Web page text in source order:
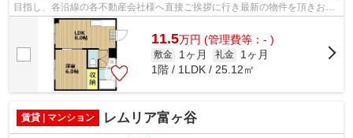
目指し、各沿線の各不動産会社様へ直接ご挨拶に行き最新の物件を頂きお客
様へ提供しております！最新の情報は...
11.5万円 (管理費等：- )
敷金 1ヶ月 礼金
1ヶ月
1階 / 1LDK / 25.12㎡
賃貸 | マンション レムリア富ヶ谷